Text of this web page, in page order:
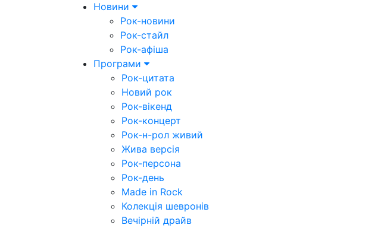
Новини
Рок-новини
Рок-стайл
Рок-афіша
Програми
Рок-цитата
Новий рок
Рок-вікенд
Рок-концерт
Рок-н-рол живий
Жива версія
Рок-персона
Рок-день
Made in Rock
Колекція шевронів
Вечірній драйв